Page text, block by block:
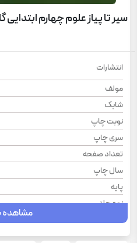
سیر تا پیاز علوم چهارم ابتدایی
انتشارات
مولف
شابک
نوبت چاپ
سری چاپ
تعداد صفحه
سال چاپ
پایه
نوع جلد
قطع
مشاهده